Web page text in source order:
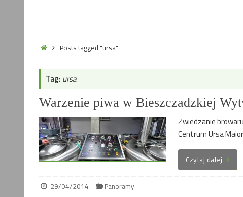
HomePosts tagged "ursa"
Tag: ursa
Warzenie piwa w Bieszczadzkiej
Zwiedzanie
Centrum Ursa
Czytaj dalej
29/04/2014 Panoramy